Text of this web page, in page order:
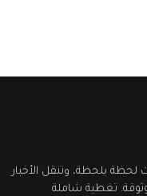
لحظة بلحظة، وتنقل الأخبار
تغطية شاملة